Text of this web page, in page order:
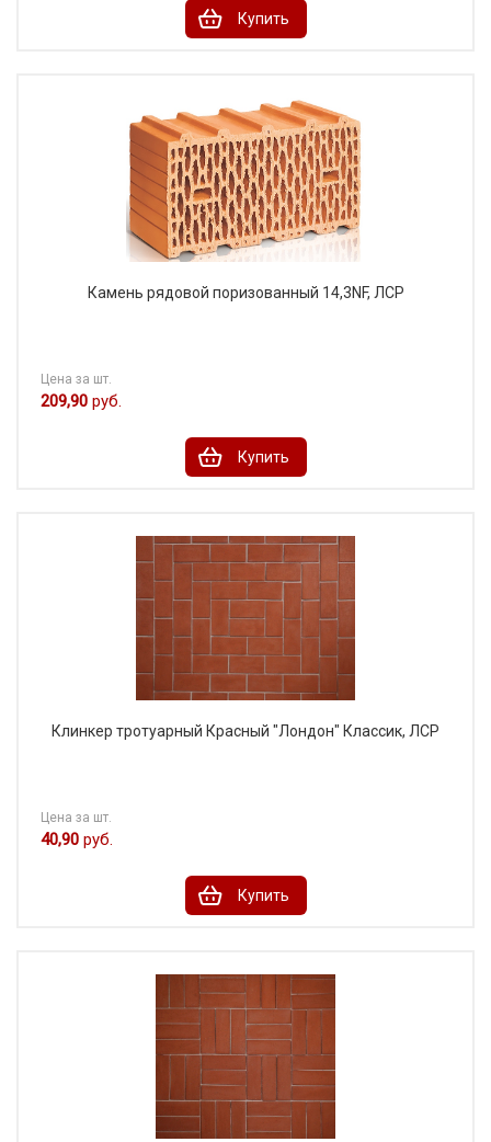
Купить
Камень рядовой поризованный 14,3NF, ЛСР
Цена за шт.
209,90 руб.
Купить
Клинкер тротуарный Красный "Лондон" Классик, ЛСР
Цена за шт.
40,90 руб.
Купить